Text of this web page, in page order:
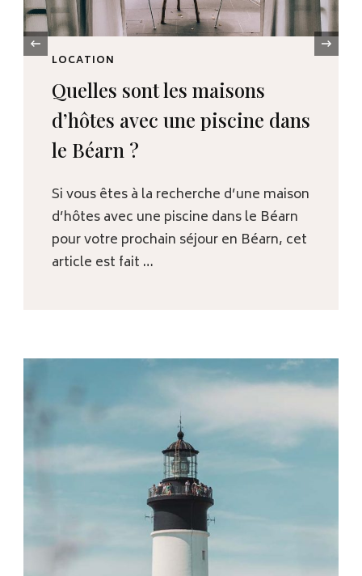
CULTURE
Découvrez la cuisine
autrement en participant à
un atelier culinaire
Vous êtes-vous déjà demandé pourquoi
les ateliers culinaires sont si populaires
ces dernières années ? La réponse est
simple : ils permettent de passer un …
‹